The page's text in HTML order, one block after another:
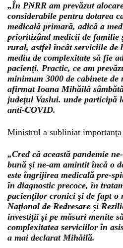
„În PNRR am prevăzut
considerabile pentru dotarea
medicală primară, adică a
prioritizând medicii de familie
rural, astfel încât serviciile de
mediu de complexitate să fie
pacienţi. Practic, ce am
minimum 3000 de cabinete
afirmat Ioana Mihăilă
judeţul Vaslui. unde participă
anti-COVID.
Ministrul a subliniat importanţa
„Cred că această pandemie
bună şi ne-am amintit încă o
este îngrijirea medicală pre-
în diagnostic precoce, în
pacienţilor cronici şi de fapt o
Naţional de Redresare şi
investiţii şi pe măsuri menite
complexitatea serviciilor în
a mai declarat Mihăilă.